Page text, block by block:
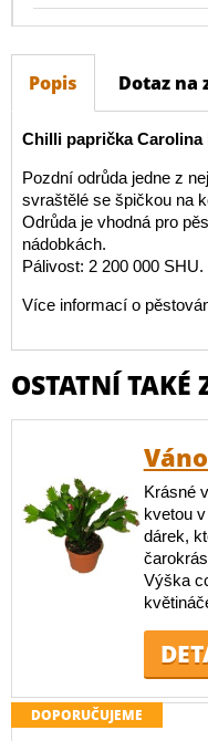
Popis Dotaz na
Chilli paprička Carolina
Pozdní odrůda jedne z
svraštělé se špičkou na
Odrůda je vhodná pro
nádobkách.
Pálivost: 2 200 000 SHU.
Více informací o
OSTATNÍ TAKÉ
Krásné
kvetou
dárek,
Výška
DOPORUČUJEME